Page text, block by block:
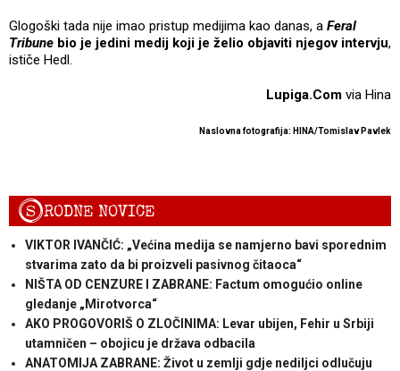
Glogoški tada nije imao pristup medijima kao danas, a Feral
Tribune bio je jedini medij koji je želio objaviti njegov intervju,
ističe Hedl.
Lupiga.Com via Hina
Naslovna fotografija: HINA/Tomislav Pavlek
SRODNE NOVICE
VIKTOR IVANČIĆ: „Većina medija se namjerno bavi sporednim
stvarima zato da bi proizveli pasivnog čitaoca“
NIŠTA OD CENZURE I ZABRANE: Factum omogućio online
gledanje „Mirotvorca“
AKO PROGOVORIŠ O ZLOČINIMA: Levar ubijen, Fehir u Srbiji
utamničen – obojicu je država odbacila
ANATOMIJA ZABRANE: Život u zemlji gdje nediljci odlučuju